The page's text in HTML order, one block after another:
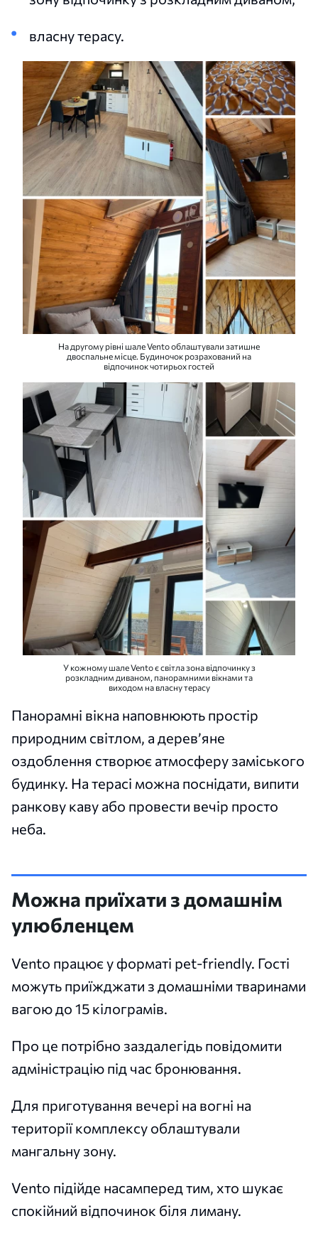
власну терасу.
На другому рівні шале Vento облаштували затишне
двоспальне місце. Будиночок розрахований на
відпочинок чотирьох гостей
У кожному шале Vento є світла зона відпочинку з
розкладним диваном, панорамними вікнами та
виходом на власну терасу
Панорамні вікна наповнюють простір
природним світлом, а дерев’яне
оздоблення створює атмосферу заміського
будинку. На терасі можна поснідати, випити
ранкову каву або провести вечір просто
неба.
Можна приїхати з домашнім
улюбленцем
Vento працює у форматі pet-friendly. Гості
можуть приїжджати з домашніми тваринами
вагою до 15 кілограмів.
Про це потрібно заздалегідь повідомити
адміністрацію під час бронювання.
Для приготування вечері на вогні на
території комплексу облаштували
мангальну зону.
Vento підійде насамперед тим, хто шукає
спокійний відпочинок біля лиману.